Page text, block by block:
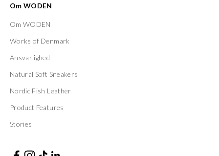
Om WODEN
Om WODEN
Works of Denmark
Ansvarlighed
Natural Soft Sneakers
Nordic Fish Leather
Product Features
Stories